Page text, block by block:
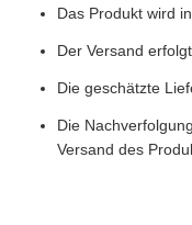
Das Produkt wird
Der Versand
Die geschätzte
Die
Versand des